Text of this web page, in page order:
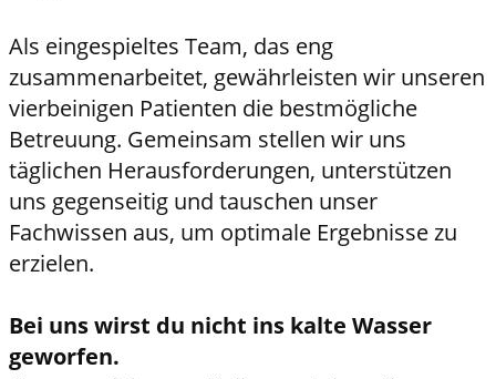
Als eingespieltes Team, das eng
zusammenarbeitet, gewährleisten wir unseren
vierbeinigen Patienten die bestmögliche
Betreuung. Gemeinsam stellen wir uns
täglichen Herausforderungen, unterstützen
uns gegenseitig und tauschen unser
Fachwissen aus, um optimale Ergebnisse zu
erzielen.
Bei uns wirst du nicht ins kalte Wasser
geworfen.